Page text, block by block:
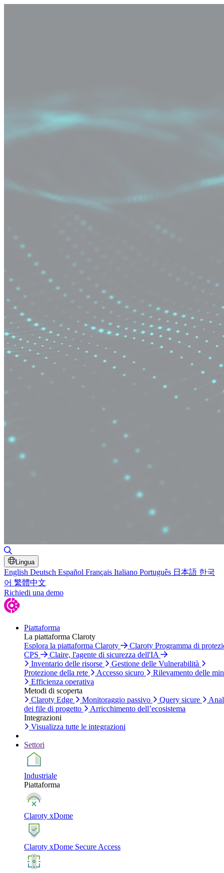
Lingua
English Deutsch Español Français Italiano Português 日本語 한국
어 繁體中文
Richiedi una demo
Piattaforma
La piattaforma Claroty
Esplora la piattaforma Claroty
Claroty Programma di
CPS
Claire, l'agente di sicurezza dell'IA
Inventario delle risorse
Gestione delle Vulnerabilità
Protezione della rete
Accesso sicuro
Rilevamento delle
Efficienza operativa
Metodi di scoperta
Claroty Edge
Monitoraggio passivo Query sicure
dei file di progetto
Arricchimento dell’ecosistema
Integrazioni
Visualizza tutte le integrazioni
Settori
Industriale
Piattaforma
Claroty xDome
Claroty xDome Secure Access